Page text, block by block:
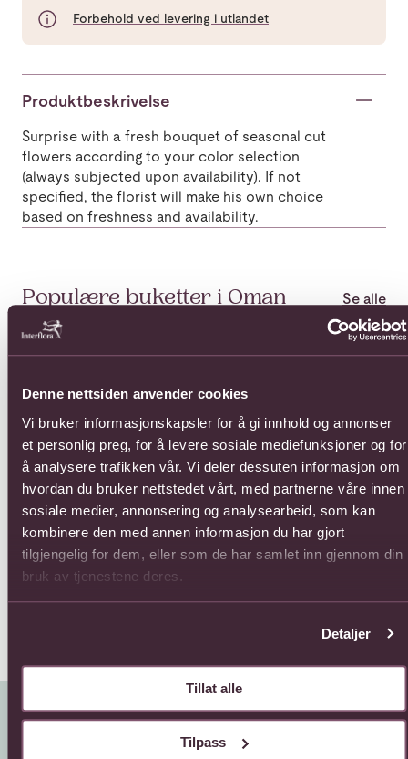
Denne nettsiden anvender cookies
Vi bruker informasjonskapsler for å gi innhold og annonser
et personlig preg, for å levere sosiale mediefunksjoner og for
å analysere trafikken vår. Vi deler dessuten informasjon om
hvordan du bruker nettstedet vårt, med partnerne våre innen
sosiale medier, annonsering og analysearbeid, som kan
kombinere den med annen informasjon du har gjort
tilgjengelig for dem, eller som de har samlet inn gjennom din
bruk av tjenestene deres.
Detaljer
Tillat alle
Tilpass
Forbehold ved levering i utlandet
Produktbeskrivelse
Surprise with a fresh bouquet of seasonal cut
flowers according to your color selection
(always subjected upon availability). If not
specified, the florist will make his own choice
based on freshness and availability.
Populære buketter i Oman Se alle
Se mer om 12 Roses
12 Roses
550,-
Se mer om Basket of
Basket of Seasonal Cut
Flowers
Fra 550,-
Se